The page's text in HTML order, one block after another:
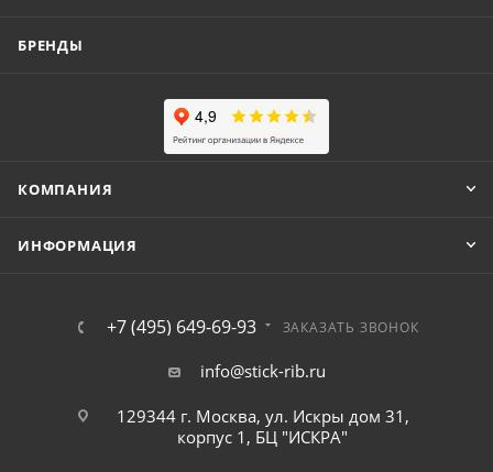
БРЕНДЫ
КОМПАНИЯ
ИНФОРМАЦИЯ
+7 (495) 649-69-93 ЗАКАЗАТЬ ЗВОНОК
info@stick-rib.ru
129344 г. Москва, ул. Искры дом 31,
корпус 1, БЦ "ИСКРА"